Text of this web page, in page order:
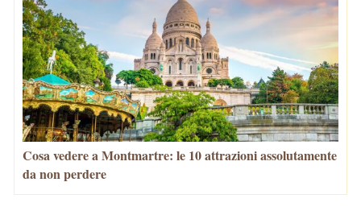
Cosa vedere a Montmartre: le 10 attrazioni assolutamente
da non perdere